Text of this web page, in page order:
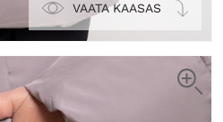
VAATA KAASAS